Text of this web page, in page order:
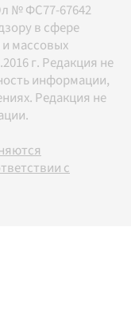
№ ФС77-67642
в сфере
массовых
г. Редакция не
информации,
Редакция не
с